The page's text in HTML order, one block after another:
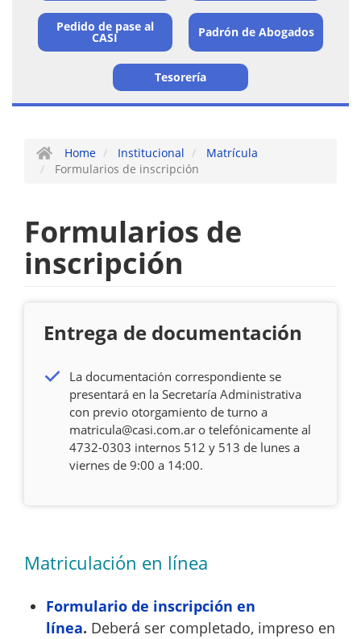
Matrícula
Pedido de pase al
CASI Padrón de Abogados
Tesorería
Home Institucional
Matrícula
Formularios de inscripción
Formularios de
inscripción
Entrega de documentación
La documentación correspondiente se
presentará en la Secretaría Administrativa
con previo otorgamiento de turno a
matricula@casi.com.ar o telefónicamente al
4732-0303 internos 512 y 513 de lunes a
viernes de 9:00 a 14:00.
Matriculación en línea
Formulario de inscripción en
línea. Deberá ser completado, impreso en